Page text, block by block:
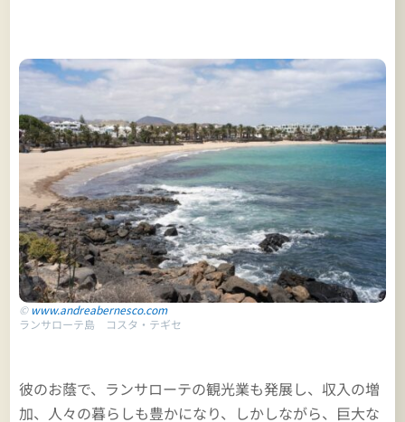
© www.andreabernesco.com
ランサローテ島 コスタ・テギセ
彼のお蔭で、ランサローテの観光業も発展し、収入の増
加、人々の暮らしも豊かになり、しかしながら、巨大な